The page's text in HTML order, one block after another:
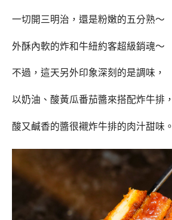
一切開三明治，還是粉嫩的五分熟～
外酥內軟的炸和牛紐約客超級銷魂～
不過，這天另外印象深刻的是調味，
以奶油、酸黃瓜番茄醬來搭配炸牛排，
酸又鹹香的醬很襯炸牛排的肉汁甜味。